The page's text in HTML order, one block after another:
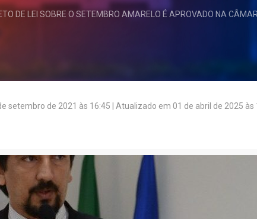
DE LEI SOBRE O SETEMBRO AMARELO É APROVADO NA
setembro de 2021 às 16:45 | Atualizado em 01 de abril de 2025 às